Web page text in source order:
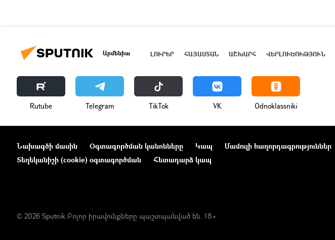
Արմենիա ԼՈՒՐԵՐ ՀԱՅԱՍՏԱՆ ԱՇԽԱՐՀ ՎԵՐԼՈՒԾՈՒԹՅՈՒՆ
Rutube Telegram ТikТоk VK Odnoklassniki
Նախագծի մասին Օգտագործման կանոնները Կապ Մամուլի հաղորդագրություններ
Տեղեկանիշի (cookie) օգտագործման
Հետադարձ կապ
© 2026 Sputnik Բոլոր իրավունքները պաշտպանված են. 18+